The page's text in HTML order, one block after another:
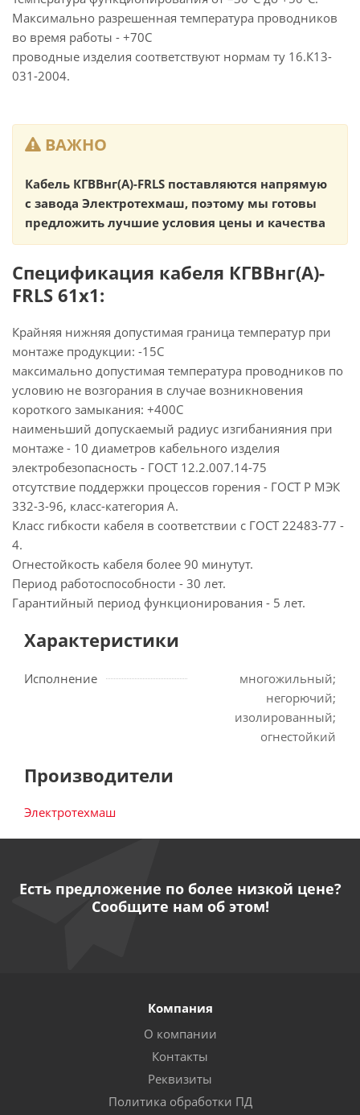
Максимально разрешенная температура проводников
во время работы - +70С
проводные изделия соответствуют нормам ту 16.К13-
031-2004.
ВАЖНО
Кабель КГВВнг(А)-FRLS поставляются напрямую
с завода Электротехмаш, поэтому мы готовы
предложить лучшие условия цены и качества
Спецификация кабеля КГВВнг(А)-
FRLS 61х1:
Крайняя нижняя допустимая граница температур при
монтаже продукции: -15С
максимально допустимая температура проводников по
условию не возгорания в случае возникновения
короткого замыкания: +400С
наименьший допускаемый радиус изгибанияния при
монтаже - 10 диаметров кабельного изделия
электробезопасность - ГОСТ 12.2.007.14-75
отсутствие поддержки процессов горения - ГОСТ Р МЭК
332-3-96, класс-категория А.
Класс гибкости кабеля в соответствии с ГОСТ 22483-77 -
4.
Огнестойкость кабеля более 90 минутут.
Период работоспособности - 30 лет.
Гарантийный период функционирования - 5 лет.
Характеристики
Исполнение
многожильный;
негорючий;
изолированный;
огнестойкий
Производители
Электротехмаш
Есть предложение по более низкой цене?
Сообщите нам об этом!
Компания
О компании
Контакты
Реквизиты
Политика обработки ПД